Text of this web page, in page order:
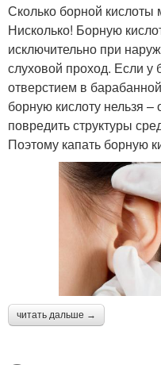
Сколько борной кислоты
Нисколько! Борную
исключительно при
слуховой проход. Если у
отверстием в
борную кислоту нельзя
повредить структуры
Поэтому капать борную
читать дальше →